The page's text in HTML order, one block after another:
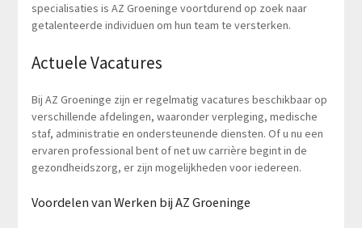
specialisaties is AZ Groeninge voortdurend op zoek naar
getalenteerde individuen om hun team te versterken.
Actuele Vacatures
Bij AZ Groeninge zijn er regelmatig vacatures beschikbaar op
verschillende afdelingen, waaronder verpleging, medische
staf, administratie en ondersteunende diensten. Of u nu een
ervaren professional bent of net uw carrière begint in de
gezondheidszorg, er zijn mogelijkheden voor iedereen.
Voordelen van Werken bij AZ Groeninge